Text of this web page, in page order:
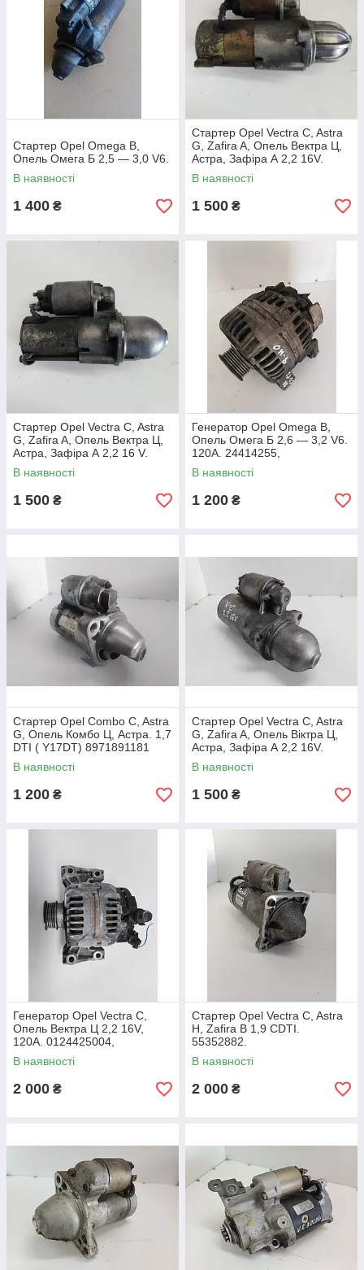
Стартер Opel Omega B,
Опель Омега Б 2,5 — 3,0 V6.
В наявності
1 400 ₴
Стартер Opel Vectra C, Astra
G, Zafira A, Опель Вектра Ц,
Астра, Зафіра А 2,2 16V.
12564088.
В наявності
1 500 ₴
Стартер Opel Vectra C, Astra
G, Zafira A, Опель Вектра Ц,
Астра, Зафіра А 2,2 16 V.
12567585.
В наявності
1 500 ₴
Генератор Opel Omega B,
Опель Омега Б 2,6 — 3,2 V6.
120A. 24414255,
0124515049.
В наявності
1 200 ₴
Стартер Opel Combo C, Astra
G, Опель Комбо Ц, Астра. 1,7
DTI ( Y17DT) 8971891181
В наявності
1 200 ₴
Стартер Opel Vectra C, Astra
G, Zafira A, Опель Віктра Ц,
Астра, Зафіра А 2,2 16V.
12568931.
В наявності
1 500 ₴
Генератор Opel Vectra C,
Опель Вектра Ц 2,2 16V,
120A. 0124425004,
13129850.
В наявності
2 000 ₴
Стартер Opel Vectra C, Astra
H, Zafira B 1,9 CDTI.
55352882.
В наявності
2 000 ₴